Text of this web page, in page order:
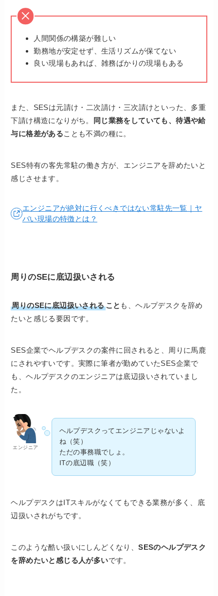
人間関係の構築が難しい
勤務地が安定せず、生活リズムが保てない
良い現場もあれば、雑務ばかりの現場もある
また、SESは元請け・二次請け・三次請けといった、多重
下請け構造になりがち。
同じ業務をしていても、待遇や給
与に格差があることも不満の種に。
SES特有の客先常駐の働き方が、エンジニアを辞めたいと
感じさせます。
エンジニアが絶対に行くべきではない常駐先一覧｜ヤ
バい現場の特徴とは？
周りのSEに底辺扱いされる
周りのSEに底辺扱いされること も、ヘルプデスクを辞め
たいと感じる要因です。
SES企業でヘルプデスクの案件に回されると、周りに馬鹿
にされやすいです。実際に筆者が勤めていたSES企業で
も、ヘルプデスクのエンジニアは底辺扱いされていまし
た。
エンジニア
ヘルプデスクってエンジニアじゃないよ
ね（笑）
ただの事務職でしょ。
ITの底辺職（笑）
ヘルプデスクはITスキルがなくてもできる業務が多く、底
辺扱いされがちです。
このような酷い扱いにしんどくなり、SESのヘルプデスク
を辞めたいと感じる人が多いです。